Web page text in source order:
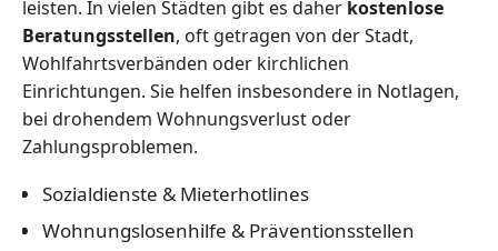
leisten. In vielen Städten gibt es daher kostenlose
Beratungsstellen, oft getragen von der Stadt,
Wohlfahrtsverbänden oder kirchlichen
Einrichtungen. Sie helfen insbesondere in Notlagen,
bei drohendem Wohnungsverlust oder
Zahlungsproblemen.
Sozialdienste & Mieterhotlines
Wohnungslosenhilfe & Präventionsstellen